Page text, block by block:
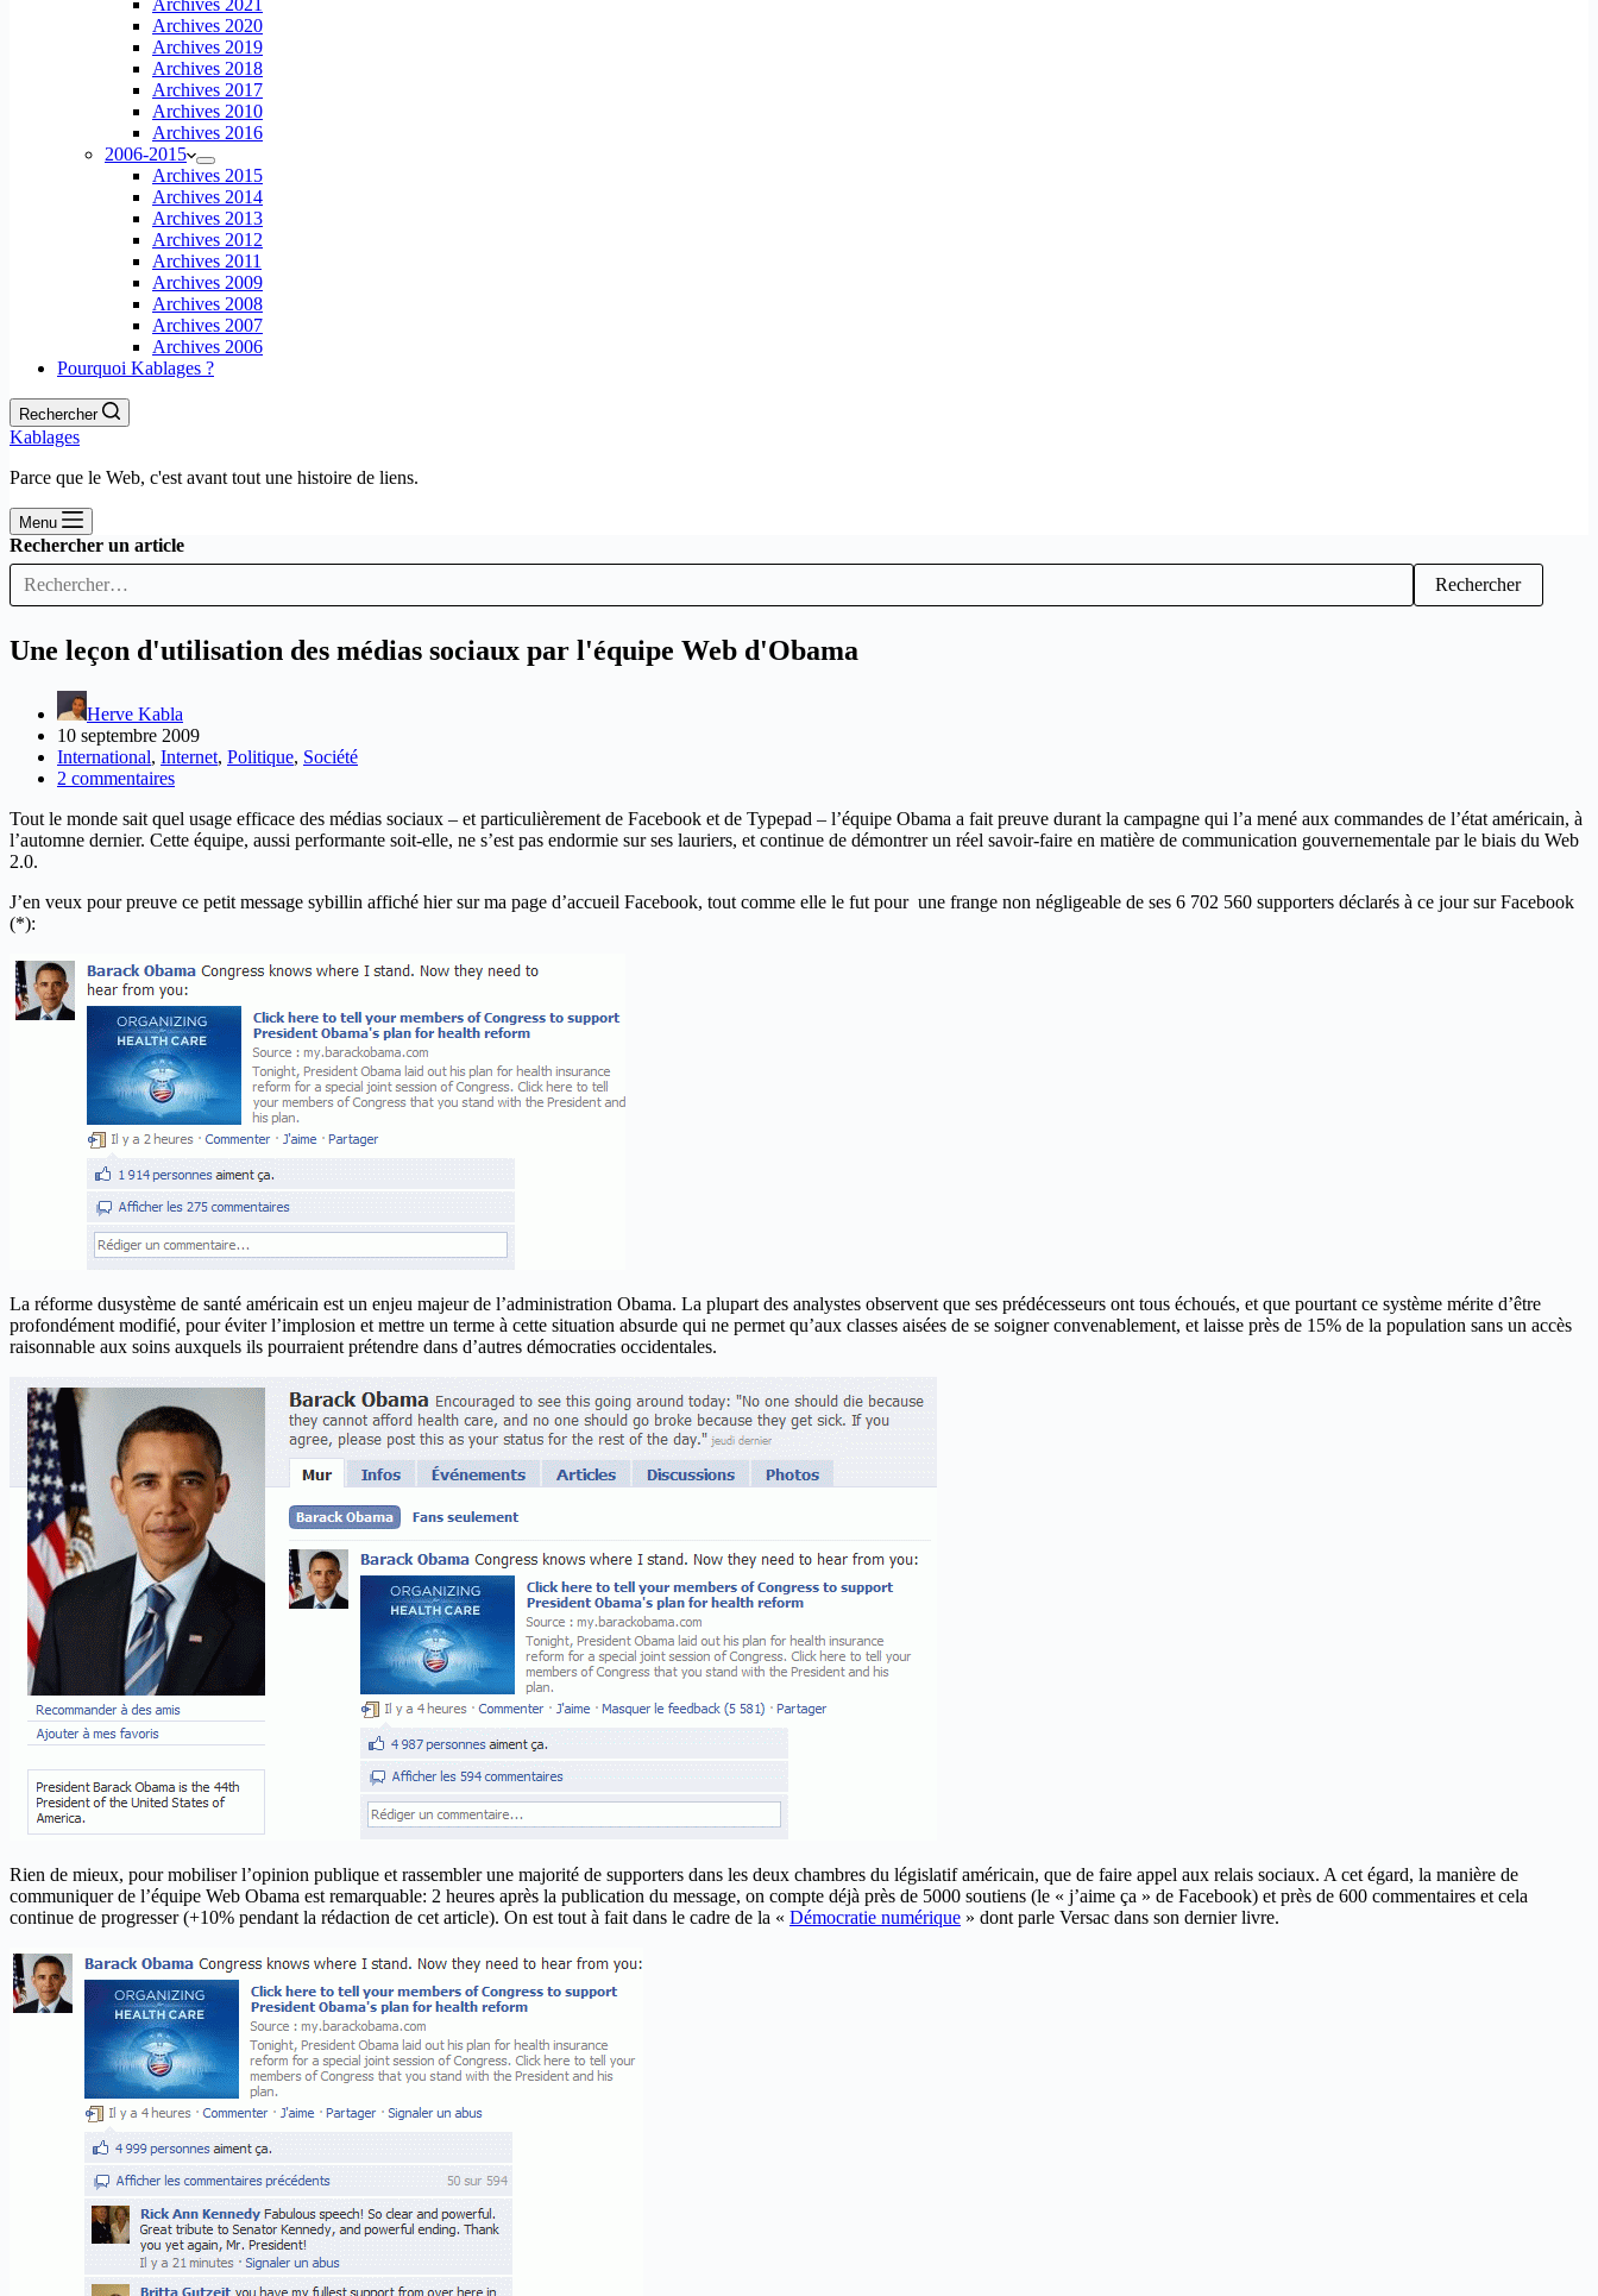
Archives 2021
Archives 2020
Archives 2019
Archives 2018
Archives 2017
Archives 2010
Archives 2016
2006-2015
Archives 2015
Archives 2014
Archives 2013
Archives 2012
Archives 2011
Archives 2009
Archives 2008
Archives 2007
Archives 2006
Pourquoi Kablages ?
Rechercher
Kablages
Parce que le Web, c'est avant tout une histoire de liens.
Menu
Rechercher un article
Rechercher
Une leçon d'utilisation des médias sociaux par l'équipe Web d'Obama
Herve Kabla
10 septembre 2009
International, Internet, Politique, Société
2 commentaires
Tout le monde sait quel usage efficace des médias sociaux – et particulièrement de Facebook et de Typepad – l’équipe Obama a fait preuve durant la campagne qui l’a mené aux commandes de l’état américain, à
l’automne dernier. Cette équipe, aussi performante soit-elle, ne s’est pas endormie sur ses lauriers, et continue de démontrer un réel savoir-faire en matière de communication gouvernementale par le biais du Web
2.0.
J’en veux pour preuve ce petit message sybillin affiché hier sur ma page d’accueil Facebook, tout comme elle le fut pour une frange non négligeable de ses 6 702 560 supporters déclarés à ce jour sur Facebook
(*):
La réforme dusystème de santé américain est un enjeu majeur de l’administration Obama. La plupart des analystes observent que ses prédécesseurs ont tous échoués, et que pourtant ce système mérite d’être
profondément modifié, pour éviter l’implosion et mettre un terme à cette situation absurde qui ne permet qu’aux classes aisées de se soigner convenablement, et laisse près de 15% de la population sans un accès
raisonnable aux soins auxquels ils pourraient prétendre dans d’autres démocraties occidentales.
Rien de mieux, pour mobiliser l’opinion publique et rassembler une majorité de supporters dans les deux chambres du législatif américain, que de faire appel aux relais sociaux. A cet égard, la manière de
communiquer de l’équipe Web Obama est remarquable: 2 heures après la publication du message, on compte déjà près de 5000 soutiens (le « j’aime ça » de Facebook) et près de 600 commentaires et cela
continue de progresser (+10% pendant la rédaction de cet article). On est tout à fait dans le cadre de la « Démocratie numérique » dont parle Versac dans son dernier livre.